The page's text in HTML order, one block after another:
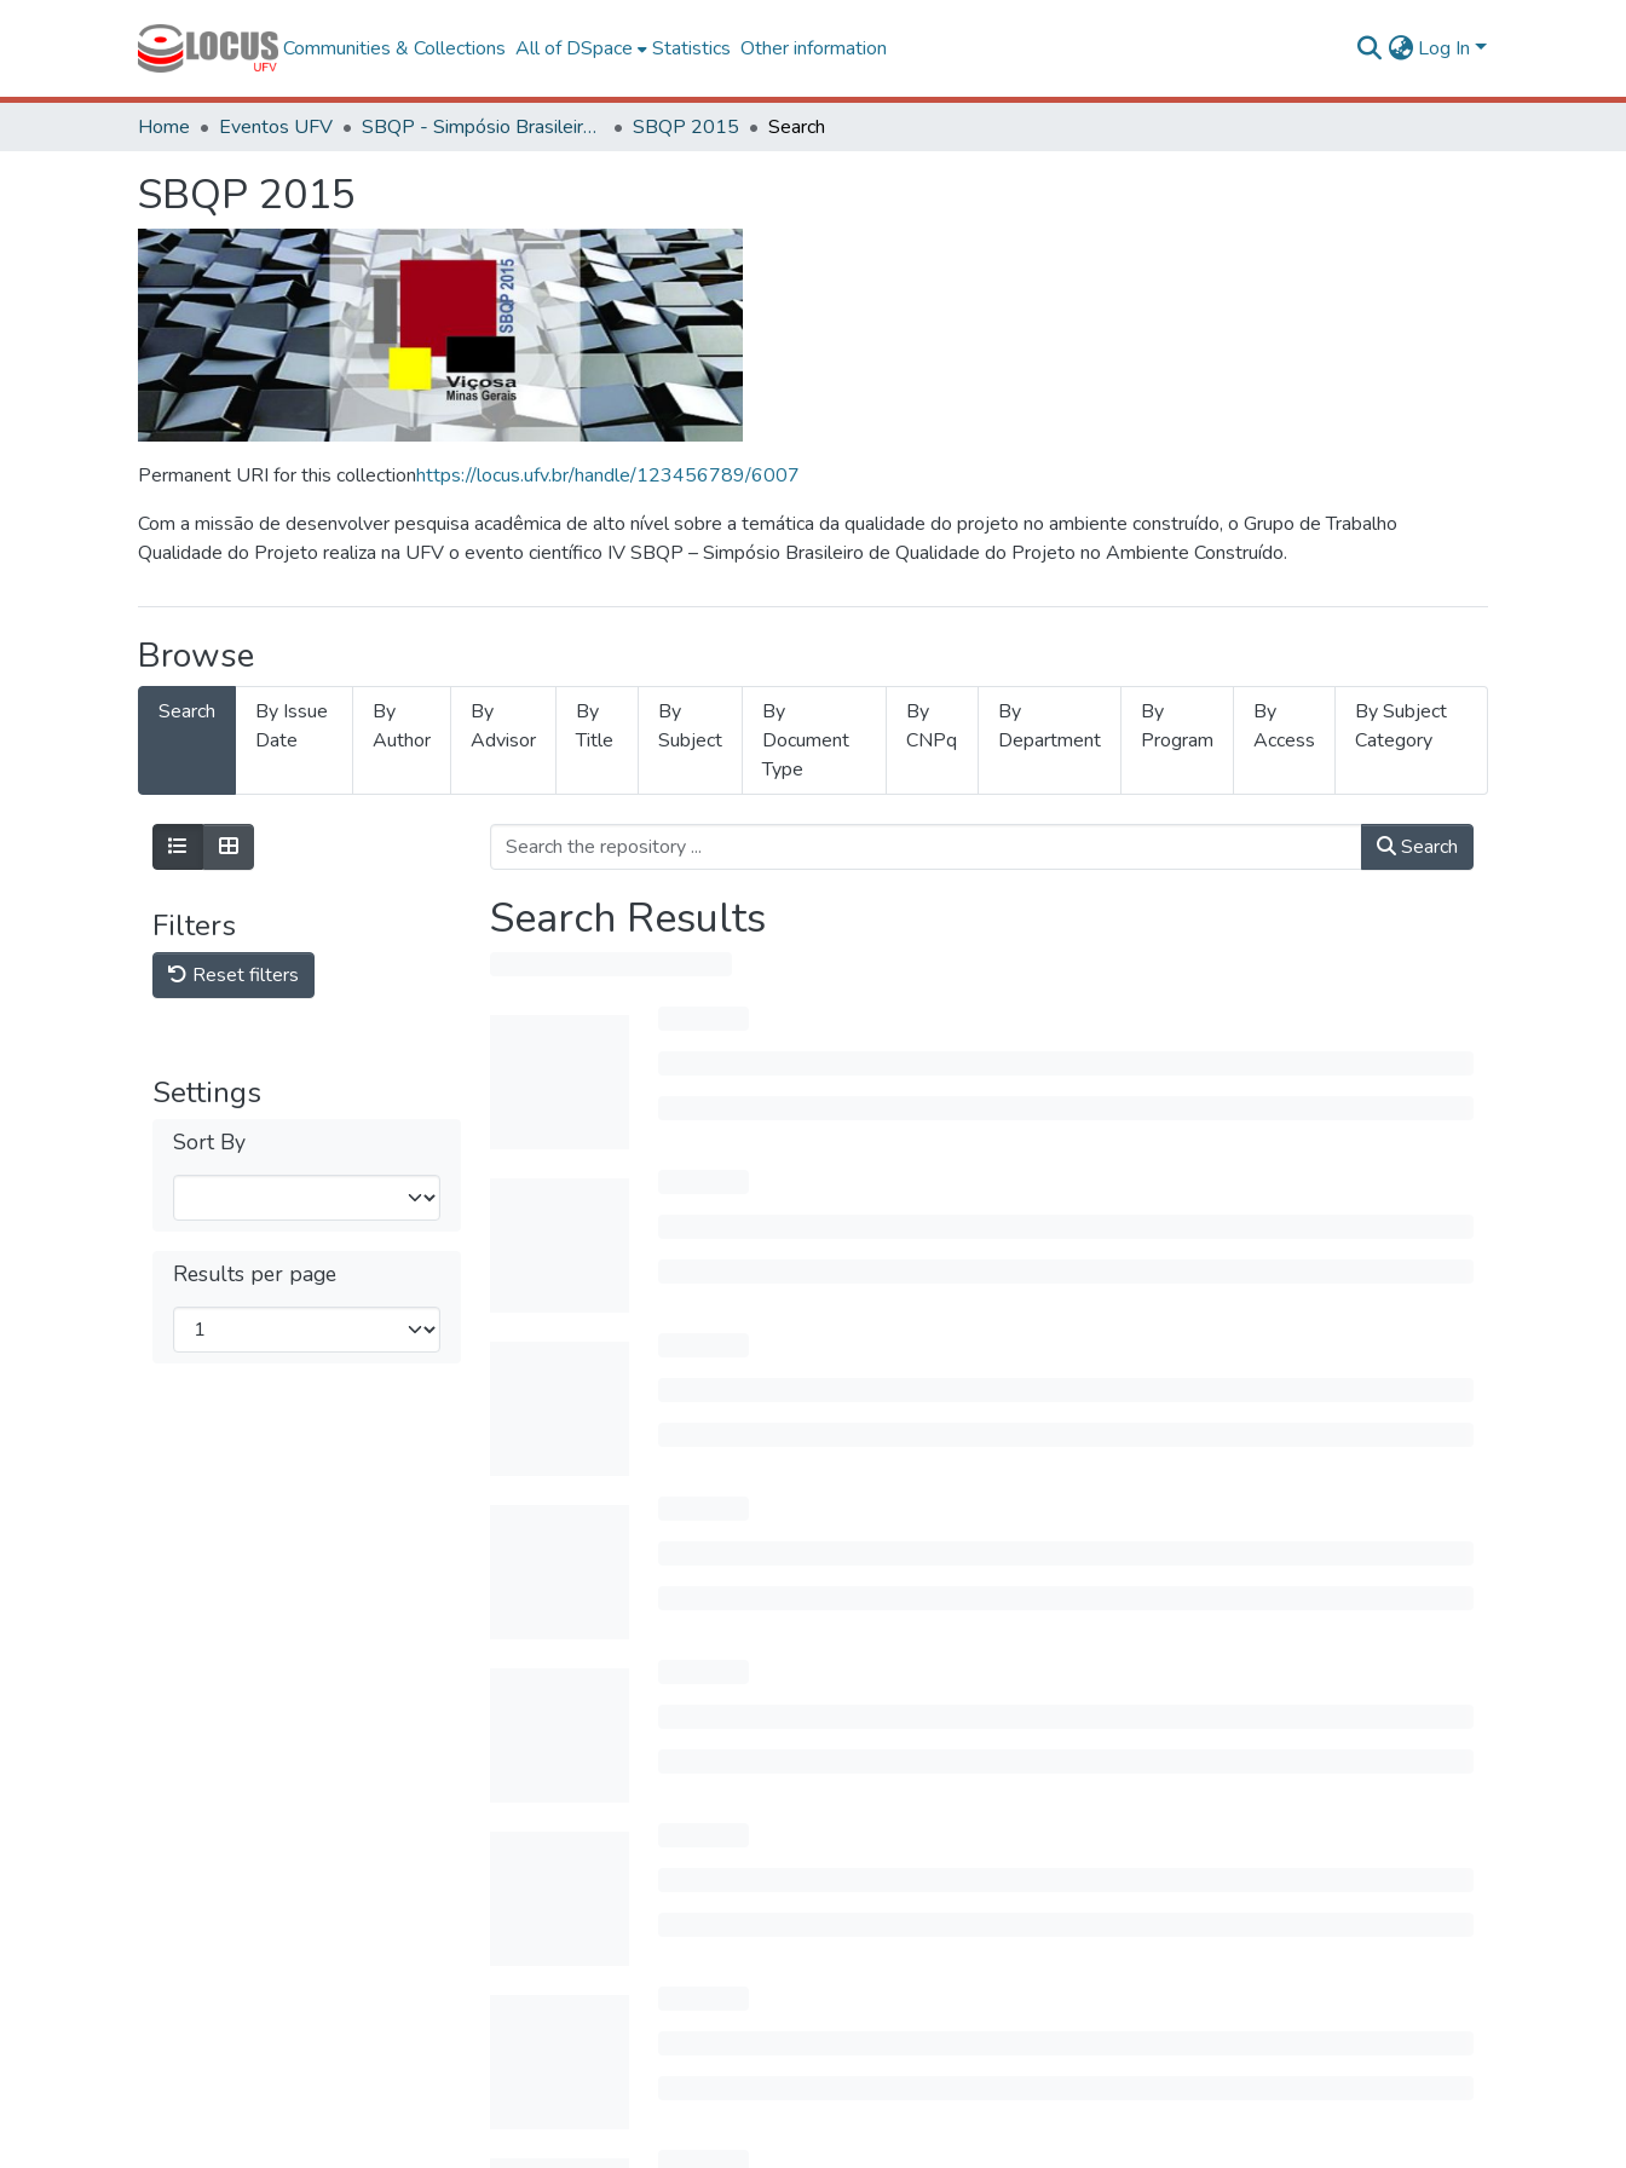
Communities & Collections All of DSpace Statistics Other information Log In
Home Eventos UFV SBQP - Simpósio Brasileiro de Qualidade do Projeto no Ambiente Construído SBQP 2015 Search
SBQP 2015
Permanent URI for this collectionhttps://locus.ufv.br/handle/123456789/6007
Com a missão de desenvolver pesquisa acadêmica de alto nível sobre a temática da qualidade do projeto no ambiente construído, o Grupo de Trabalho
Qualidade do Projeto realiza na UFV o evento científico IV SBQP – Simpósio Brasileiro de Qualidade do Projeto no Ambiente Construído.
Browse
Search
By Issue
Date
By
Author
By
Advisor
By
Title
By
Subject
By
Document
Type
By
CNPq
By
Department
By
Program
By
Access
By Subject
Category
Filters
Reset filters
Settings
Sort By
Results per page
Search
Search Results